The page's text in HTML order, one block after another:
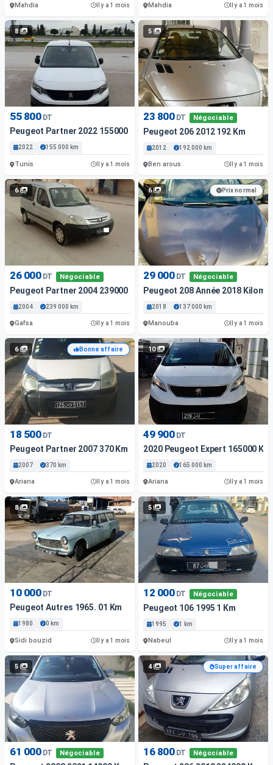
Mahdia Il y a 1 mois Mahdia Il y a 1 mois
8
55 800 DT
Peugeot Partner 2022 155000 Km
2022 155 000 km
Tunis Il y a 1 mois
5
23 800 DT Négociable
Peugeot 206 2012 192 Km
2012 192 000 km
Ben arous Il y a 1 mois
6
26 000 DT Négociable
Peugeot Partner 2004 239000 Km
2004 239 000 km
Gafsa Il y a 1 mois
6 Prix normal
29 000 DT Négociable
Peugeot 208 Année 2018
2018 137 000 km
Manouba Il y a 1 mois
6 Bonne affaire
18 500 DT
Peugeot Partner 2007 370 Km
2007 370 km
Ariana Il y a 1 mois
10
49 900 DT
2020 Peugeot Expert 165000
2020 165 000 km
Ariana Il y a 1 mois
8
10 000 DT
Peugeot Autres 1965. 01 Km
1980 0 km
Sidi bouzid Il y a 1 mois
5
12 000 DT Négociable
Peugeot 106 1995 1 Km
1995 1 km
Nabeul Il y a 1 mois
5
61 000 DT Négociable
4 Super affaire
16 800 DT Négociable